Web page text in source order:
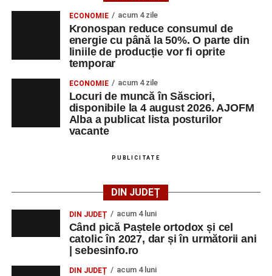
ECONOMIE acum 4 zile
Kronospan reduce consumul de
energie cu până la 50%. O parte din
liniile de producție vor fi oprite
temporar
ECONOMIE acum 4 zile
Locuri de muncă în Săsciori,
disponibile la 4 august 2026. AJOFM
Alba a publicat lista posturilor
vacante
PUBLICITATE
DIN JUDEȚ
DIN JUDEȚ acum 4 luni
Când pică Paștele ortodox și cel
catolic în 2027, dar și în următorii ani
| sebesinfo.ro
DIN JUDEȚ acum 4 luni